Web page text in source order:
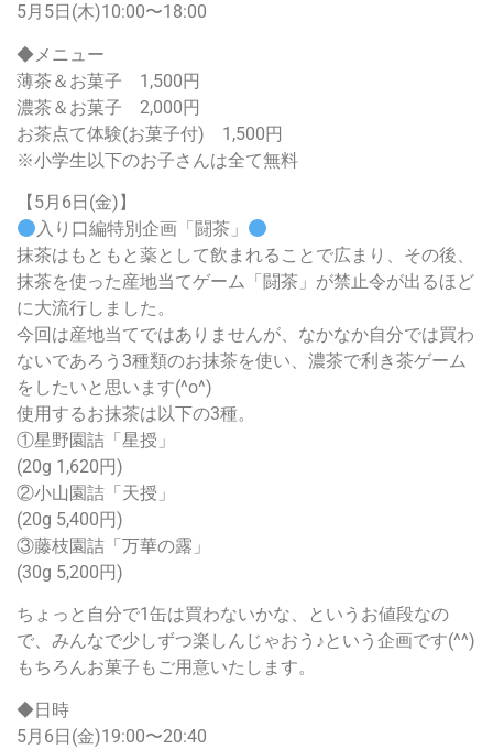
5月5日(木)10:00〜18:00
◆メニュー
薄茶＆お菓子 1,500円
濃茶＆お菓子 2,000円
お茶点て体験(お菓子付) 1,500円
※小学生以下のお子さんは全て無料
【5月6日(金)】
入り口編特別企画「闘茶」
抹茶はもともと薬として飲まれることで広まり、その後、
抹茶を使った産地当てゲーム「闘茶」が禁止令が出るほど
に大流行しました。
今回は産地当てではありませんが、なかなか自分では買わ
ないであろう3種類のお抹茶を使い、濃茶で利き茶ゲーム
をしたいと思います(^o^)
使用するお抹茶は以下の3種。
①星野園詰「星授」
(20g 1,620円)
②小山園詰「天授」
(20g 5,400円)
③藤枝園詰「万華の露」
(30g 5,200円)
ちょっと自分で1缶は買わないかな、というお値段なの
で、みんなで少しずつ楽しんじゃおう♪という企画です(^^)
もちろんお菓子もご用意いたします。
◆日時
5月6日(金)19:00〜20:40